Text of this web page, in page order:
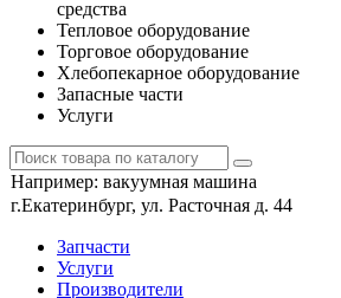
средства
Тепловое оборудование
Торговое оборудование
Хлебопекарное оборудование
Запасные части
Услуги
Например: вакуумная машина
г.Екатеринбург, ул. Расточная д. 44
Запчасти
Услуги
Производители